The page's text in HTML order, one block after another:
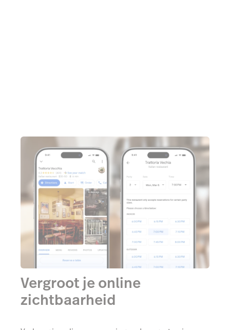
Vergroot je online
zichtbaarheid